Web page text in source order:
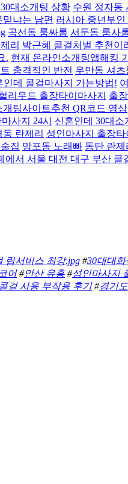
대소개팅 상황 수원 정자동
냐는 남편 러시아 중년부
곡선동 룸싸롱 서둔동 룸사
리 박근혜 콜걸처벌 추천이
. 현재 온라인소개팅앱해킹
충격적인 반전 우만동 셔츠
인데 콜걸마사지 가는방법!
리우드 출장타이마사지 출
팅사이트추천 QR코드 영상
사지 24시 신혼인데 30대
란제리 성인마사지 출장
집 망포동 노래빠 동탄 란제
에서 서울 대전 대구 부산 콜
립서비스 최강.jpg #30대대
어#안산 유흥#성인마사지
걸 사용 부작용 후기#경기